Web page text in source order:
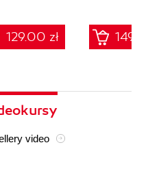
129.00 zł
video